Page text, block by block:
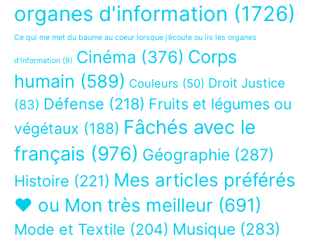
organes d'information (1726)
Ce qui me met du baume au coeur lorsque j’écoute ou lis les organes
d’information (9) Cinéma (376) Corps
humain (589) Couleurs (50) Droit Justice
(83) Défense (218) Fruits et légumes ou
végétaux (188) Fâchés avec le
français (976) Géographie (287)
Histoire (221) Mes articles préférés
❤ ou Mon très meilleur (691)
Mode et Textile (204) Musique (283)